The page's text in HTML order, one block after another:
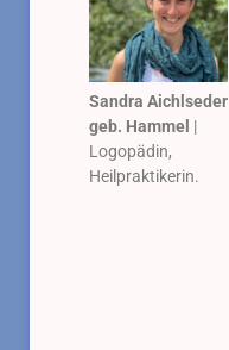
Sandra Aichlseder
geb. Hammel |
Logopädin,
Heilpraktikerin.